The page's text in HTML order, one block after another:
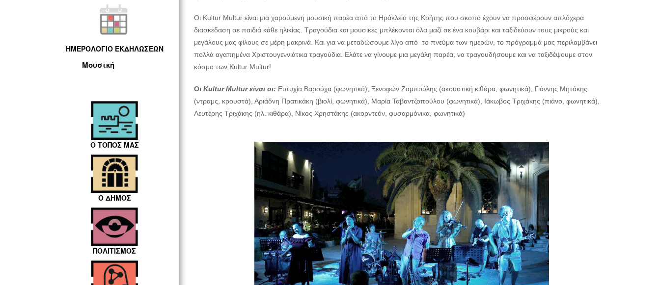
ΗΜΕΡΟΛΟΓΙΟ ΕΚΔΗΛΩΣΕΩΝ
Μουσική
Ο ΤΟΠΟΣ ΜΑΣ
Ο ΔΗΜΟΣ
ΠΟΛΙΤΙΣΜΟΣ
Οι Kultur Multur είναι μια χαρούμενη μουσική παρέα από το Ηράκλειο της Κρήτης που σκοπό έχουν να προσφέρουν απλόχερα
διασκέδαση σε παιδιά κάθε ηλικίας. Τραγούδια και μουσικές μπλέκονται όλα μαζί σε ένα κουβάρι και ταξιδεύουν τους μικρούς και
μεγάλους μας φίλους σε μέρη μακρινά. Και για να μεταδώσουμε λίγο από το πνεύμα των ημερών, το πρόγραμμά μας περιλαμβάνει
πολλά αγαπημένα Χριστουγεννιάτικα τραγούδια. Ελάτε να γίνουμε μια μεγάλη παρέα, να τραγουδήσουμε και να ταξιδέψουμε στον
κόσμο των Kultur Multur!
Οι Kultur Multur είναι οι: Ευτυχία Βαρούχα (φωνητικά), Ξενοφών Ζαμπούλης (ακουστική κιθάρα, φωνητικά), Γιάννης Μητάκης
(ντραμς, κρουστά), Αριάδνη Πρατικάκη (βιολί, φωνητικά), Μαρία Ταβαντζοπούλου (φωνητικά), Ιάκωβος Τριχάκης (πιάνο, φωνητικά),
Λευτέρης Τριχάκης (ηλ. κιθάρα), Νίκος Χρηστάκης (ακορντεόν, φυσαρμόνικα, φωνητικά)